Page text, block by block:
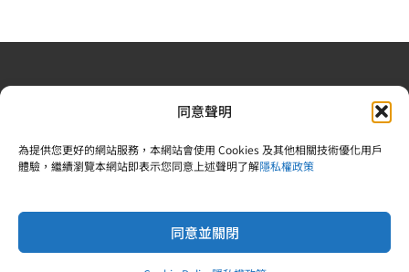
同意聲明
為提供您更好的網站服務，本網站會使用 Cookies 及其他相關技術優化用戶
體驗，繼續瀏覽本網站即表示您同意上述聲明了解隱私權政策
同意並關閉
份有限公司 |合法食品業登錄字號：V-183242378-00000-
6 | 統一編號：83242378 |電話：02-25092809
Copyright © 2026 又上財經學院